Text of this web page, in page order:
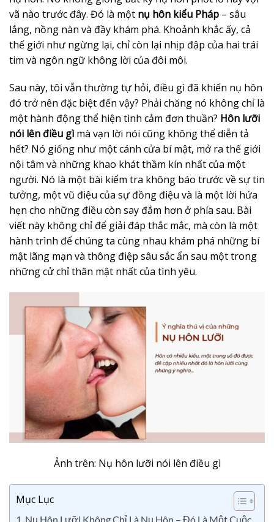
vã nào trước đây. Đó là một nụ hôn kiểu Pháp – sâu
lắng, nồng nàn và đầy khám phá. Khoảnh khắc ấy, cả
thế giới như ngừng lại, chỉ còn lại nhịp đập của hai trái
tim và ngôn ngữ không lời của đôi môi.
Sau này, tôi vẫn thường tự hỏi, điều gì đã khiến nụ hôn
đó trở nên đặc biệt đến vậy? Phải chăng nó không chỉ là
một hành động thể hiện tình cảm đơn thuần? Hôn lưỡi
nói lên điều gìmà vạn lời nói cũng không thể diễn tả
hết? Nó giống như một cánh cửa bí mật, mở ra thế giới
nội tâm và những khao khát thầm kín nhất của một
người. Nó là một bài kiểm tra không báo trước về sự tin
tưởng, một vũ điệu của sự đồng điệu và là một lời hứa
hẹn cho những điều còn say đắm hơn ở phía sau. Bài
viết này không chỉ để giải đáp thắc mắc, mà còn là một
hành trình để chúng ta cùng nhau khám phá những bí
mật lãng mạn và thông điệp sâu sắc ẩn sau một trong
những cử chỉ thân mật nhất của tình yêu.
Ảnh trên: Nụ hôn lưỡi nói lên điều gì
Mục Lục
1. Nụ Hôn Lưỡi Không Chỉ Là Nụ Hôn – Đó Là Một Cuộc